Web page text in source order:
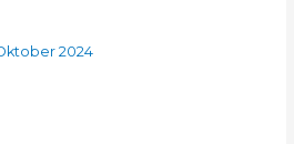
2024